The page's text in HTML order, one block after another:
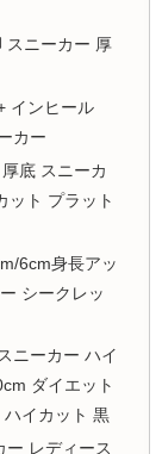
ニーカー 厚
インヒール
カー
底 スニーカ
ット プラット
6cm身長アッ
シークレッ
ニーカー ハイ
ダイエット
イカット 黒
レディース